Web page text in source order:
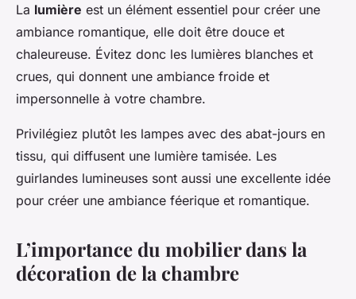
La lumière est un élément essentiel pour créer une
ambiance romantique, elle doit être douce et
chaleureuse. Évitez donc les lumières blanches et
crues, qui donnent une ambiance froide et
impersonnelle à votre chambre.
Privilégiez plutôt les lampes avec des abat-jours en
tissu, qui diffusent une lumière tamisée. Les
guirlandes lumineuses sont aussi une excellente idée
pour créer une ambiance féerique et romantique.
L’importance du mobilier dans la
décoration de la chambre